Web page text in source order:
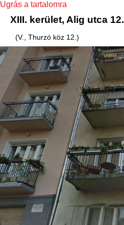
Ugrás a tartalomra
XIII. kerület, Alig utca 12.
(V., Thurzó köz 12.)